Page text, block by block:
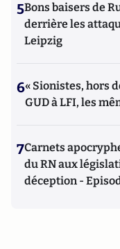
5Bons baisers de
derrière les
Leipzig
6« Sionistes, hors
GUD à LFI, les
7Carnets
du RN aux
déception -